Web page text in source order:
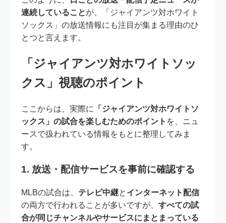
連続していることが、「ジャイアンツ対ホワイト
ソックス」の放送情報にも注目が集まる理由のひ
とつと言えます。
「ジャイアンツ対ホワイトソッ
クス」視聴のポイント
ここからは、実際に
「ジャイアンツ対ホワイトソ
ックス」の試合を楽しむためのポイント を、ニュ
ースで扱われている情報をもとに整理してみま
す。
1. 放送・配信サービスを事前に確認する
MLBの試合は、 テレビ中継と インターネット配信
の両方で行われることが多いですが、すべての試
合が同じチャンネルやサービスにまとまっている